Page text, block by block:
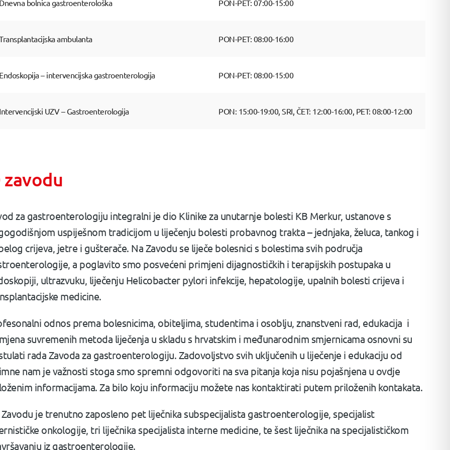
Dnevna bolnica gastroenterološka PON-PET: 07:00-15:00
ambulanta PON-PET: 08:00-16:00
Endoskopija – intervencijska gastroenterologija PON-PET: 08:00-15:00
Intervencijski UZV – Gastroenterologija PON: 15:00-19:00, SRI, ČET: 12:00-16:00, PET: 08:00-12:00
zavodu
za gastroenterologiju integralni je dio Klinike za unutarnje bolesti KB Merkur, ustanove s
uspiješnom tradicijom u liječenju bolesti probavnog trakta – jednjaka, želuca, tankog i
crijeva, jetre i gušterače. Na Zavodu se liječe bolesnici s bolestima svih područja
a poglavito smo posvećeni primjeni dijagnostičkih i terapijskih postupaka u
ultrazvuku, liječenju Helicobacter pylori infekcije, hepatologije, upalnih bolesti crijeva i
medicine.
odnos prema bolesnicima, obiteljima, studentima i osoblju, znanstveni rad, edukacija i
suvremenih metoda liječenja u skladu s hrvatskim i međunarodnim smjernicama osnovni su
rada Zavoda za gastroenterologiju. Zadovoljstvo svih uključenih u liječenje i edukaciju od
nam je važnosti stoga smo spremni odgovoriti na sva pitanja koja nisu pojašnjena u ovdje
informacijama. Za bilo koju informaciju možete nas kontaktirati putem priloženih kontakata.
Zavodu je trenutno zaposleno pet liječnika subspecijalista gastroenterologije, specijalist
onkologije, tri liječnika specijalista interne medicine, te šest liječnika na specijalističkom
iz gastroenterologije.